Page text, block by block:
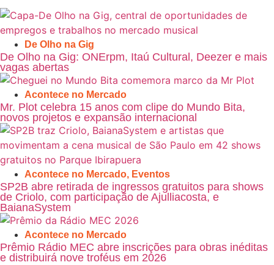
De Olho na Gig
De Olho na Gig: ONErpm, Itaú Cultural, Deezer e mais
vagas abertas
Acontece no Mercado
Mr. Plot celebra 15 anos com clipe do Mundo Bita,
novos projetos e expansão internacional
Acontece no Mercado, Eventos
SP2B abre retirada de ingressos gratuitos para shows
de Criolo, com participação de Ajulliacosta, e
BaianaSystem
Acontece no Mercado
Prêmio Rádio MEC abre inscrições para obras inéditas
e distribuirá nove troféus em 2026